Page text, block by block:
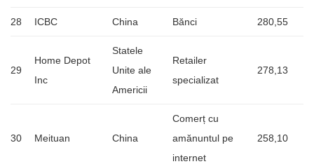
28 ICBC China Bănci 280,55
29
Home Depot
Inc
Statele
Unite ale
Americii
Retailer
specializat
278,13
30 Meituan China
Comerț cu
amănuntul pe
internet
258,10